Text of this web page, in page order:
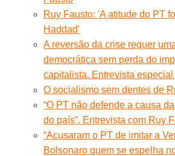
Ruy Fausto: 'A atitude do PT
Haddad'
A reversão da crise requer
democrática sem perda do
capitalista. Entrevista
O socialismo sem dentes de
“O PT não defende a causa
do país”. Entrevista com Ruy
“Acusaram o PT de imitar a
Bolsonaro quem se espelha